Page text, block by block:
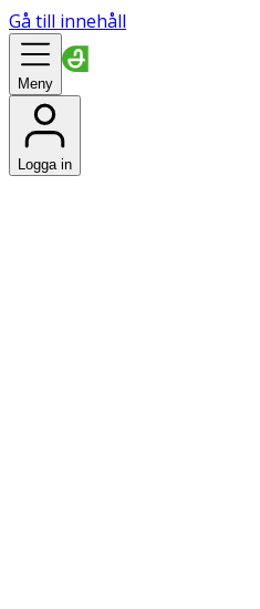
Gå till innehåll
Meny
Logga in